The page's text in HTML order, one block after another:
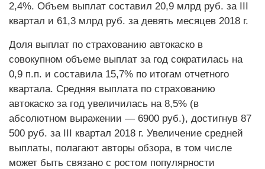
2,4%. Объем выплат составил 20,9 млрд руб. за III
квартал и 61,3 млрд руб. за девять месяцев 2018 г.
Доля выплат по страхованию автокаско в
совокупном объеме выплат за год сократилась на
0,9 п.п. и составила 15,7% по итогам отчетного
квартала. Средняя выплата по страхованию
автокаско за год увеличилась на 8,5% (в
абсолютном выражении — 6900 руб.), достигнув 87
500 руб. за III квартал 2018 г. Увеличение средней
выплаты, полагают авторы обзора, в том числе
может быть связано с ростом популярности